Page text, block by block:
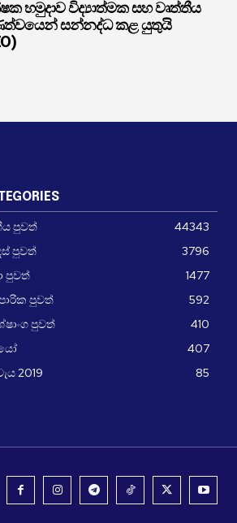
හමුදාව විද්‍යාත්මක සහ වෘත්තීය
සන්නද්ධ කළ යුතුයි
පුවත්
44343
පුවත්
3796
පුවත්
1477
පුවත්
592
පුවත්
410
407
2019
85